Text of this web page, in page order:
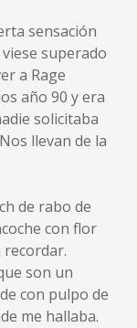
sensación
superado
a Rage
año 90 y era
solicitaba
llevan de la
de rabo de
con flor
recordar.
son un
con pulpo de
me hallaba.